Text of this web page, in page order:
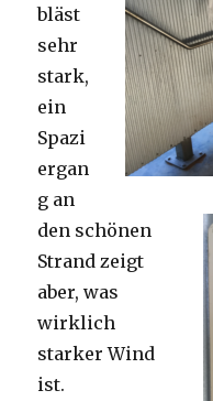
bläst
sehr
stark,
ein
Spazi
ergan
g an
den schönen
Strand zeigt
aber, was
wirklich
starker Wind
ist.